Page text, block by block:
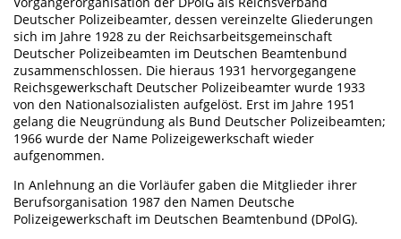
Deutscher Polizeibeamter, dessen vereinzelte Gliederungen
sich im Jahre 1928 zu der Reichsarbeitsgemeinschaft
Deutscher Polizeibeamten im Deutschen Beamtenbund
zusammenschlossen. Die hieraus 1931 hervorgegangene
Reichsgewerkschaft Deutscher Polizeibeamter wurde 1933
von den Nationalsozialisten aufgelöst. Erst im Jahre 1951
gelang die Neugründung als Bund Deutscher Polizeibeamten;
1966 wurde der Name Polizeigewerkschaft wieder
aufgenommen.
In Anlehnung an die Vorläufer gaben die Mitglieder ihrer
Berufsorganisation 1987 den Namen Deutsche
Polizeigewerkschaft im Deutschen Beamtenbund (DPolG).